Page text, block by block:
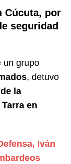
Cúcuta, por
seguridad
un grupo
, detuvo
la
en
Iván